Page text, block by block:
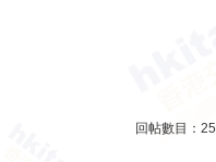
回帖數目： 25